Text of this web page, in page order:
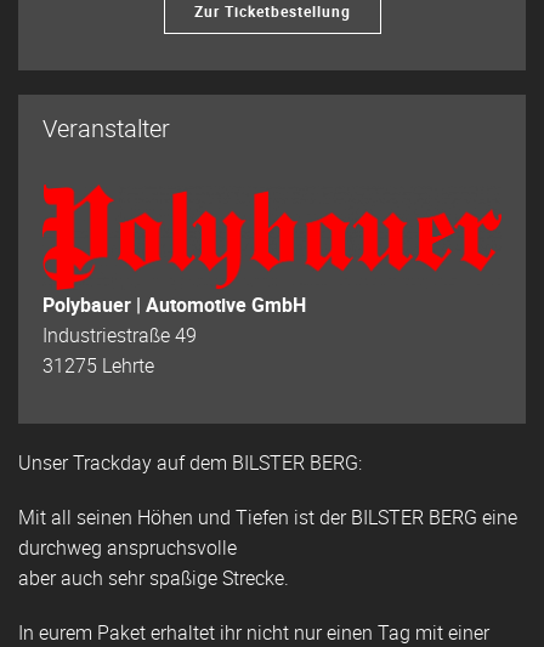
Zur Ticketbestellung
Veranstalter
Polybauer | Automotive GmbH
Industriestraße 49
31275 Lehrte
Unser Trackday auf dem BILSTER BERG:
Mit all seinen Höhen und Tiefen ist der BILSTER BERG eine
durchweg anspruchsvolle
aber auch sehr spaßige Strecke.
In eurem Paket erhaltet ihr nicht nur einen Tag mit einer